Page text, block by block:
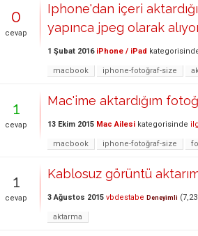
0
cevap
Iphone'dan içeri
yapınca jpeg olarak
1 Şubat 2016 iPhone / iPad
macbook iphone-fotoğraf-size
1
cevap
Mac'ime aktardığım
13 Ekim 2015 Mac Ailesi kategorisinde
macbook iphone-fotoğraf-size
1
cevap
Kablosuz görüntü
3 Ağustos 2015 vbdestabe Deneyimli (
aktarma